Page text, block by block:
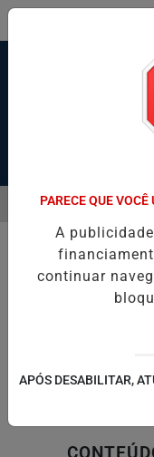
Pesquisar
DURANTE BRIGA EM
EM ALTA
PARECE QUE
A
continuar
APÓS DESABILITAR,